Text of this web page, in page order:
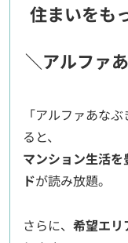
住まいをも
＼アルファ
「アルファあな
ると、
マンション生活
ドが読み放題。
さらに、 希望エリ